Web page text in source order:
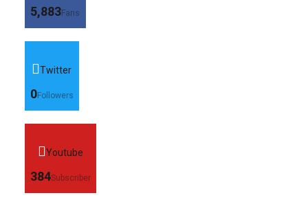
5,883Fans
Twitter
0Followers
Youtube
384Subscriber